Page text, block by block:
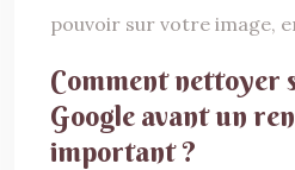
pouvoir sur votre image,
Comment nettoyer
Google avant un
important ?